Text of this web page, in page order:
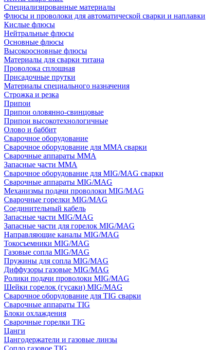
Специализированные материалы
Флюсы и проволоки для автоматической сварки и наплавки
Кислые флюсы
Нейтральные флюсы
Основные флюсы
Высокоосновные флюсы
Материалы для сварки титана
Проволока сплошная
Присадочные прутки
Материалы специального назначения
Строжка и резка
Припои
Припои оловянно-свинцовые
Припои высокотехнологичные
Олово и баббит
Сварочное оборудование
Сварочное оборудование для MMA сварки
Сварочные аппараты MMA
Запасные части MMA
Сварочное оборудование для MIG/MAG сварки
Сварочные аппараты MIG/MAG
Механизмы подачи проволоки MIG/MAG
Сварочные горелки MIG/MAG
Соединительный кабель
Запасные части MIG/MAG
Запасные части для горелок MIG/MAG
Направляющие каналы MIG/MAG
Токосъемники MIG/MAG
Газовые сопла MIG/MAG
Пружины для сопла MIG/MAG
Диффузоры газовые MIG/MAG
Ролики подачи проволоки MIG/MAG
Шейки горелок (гусаки) MIG/MAG
Сварочное оборудование для TIG сварки
Сварочные аппараты TIG
Блоки охлаждения
Сварочные горелки TIG
Цанги
Цангодержатели и газовые линзы
Сопло газовое TIG